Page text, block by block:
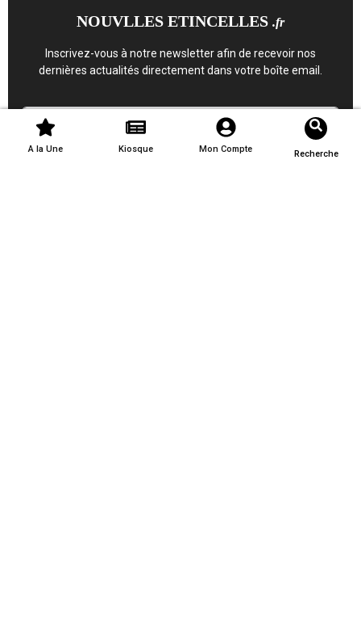
NOUVLLES ETINCELLES .fr
Inscrivez-vous à notre newsletter afin de recevoir nos
dernières actualités directement dans votre boîte email.
A la Une Kiosque Mon Compte Recherche